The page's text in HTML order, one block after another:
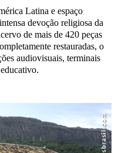
Latina e espaço
devoção religiosa da
de mais de 420 peças
restauradas, o
audiovisuais, terminais